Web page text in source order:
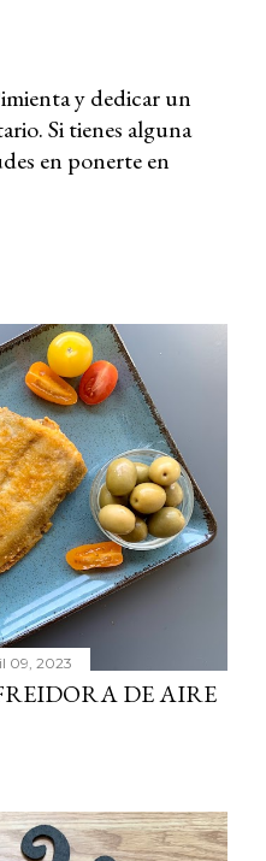
y dedicar un
Si tienes alguna
en ponerte en
09, 2023
DE AIRE